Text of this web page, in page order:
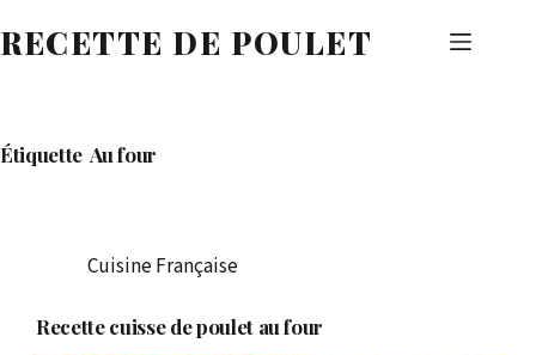
au
RECETTE DE POULET
Étiquette Au four
Cuisine Française
Recette cuisse de poulet au four